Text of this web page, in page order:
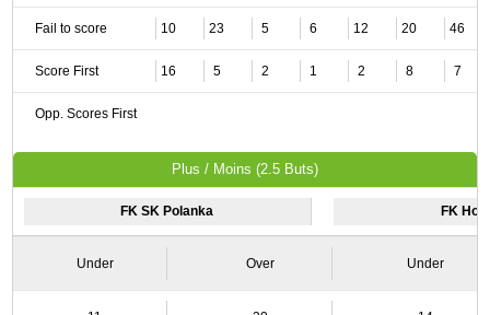
Fail to score 10 23 5 6 12 20 46
Score First 16 5 2 1 2 8 7
Opp. Scores First
Plus / Moins (2.5 Buts)
FK SK Polanka FK
Under Over Under